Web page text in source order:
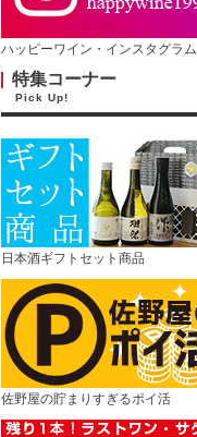
ハッピーワイン・インスタグラム
特集コーナー
Pick Up!
日本酒ギフトセット商品
佐野屋の貯まりすぎるポイ活